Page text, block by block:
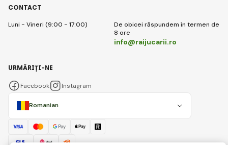
CONTACT
Luni - Vineri (9:00 - 17:00)
De obicei răspundem în termen de
8 ore
info@raijucarii.ro
Romanian
URMĂRIȚI-NE
Facebook Instagram